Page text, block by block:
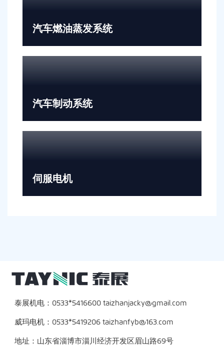
汽车燃油蒸发系统
汽车制动系统
伺服电机
泰展机电：0533*5416600 taizhanjacky@gmail.com
威玛电机：0533*5419206 taizhanfyb@163.com
地址：山东省淄博市淄川经济开发区眉山路69号